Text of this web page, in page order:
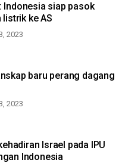
Indonesia siap pasok
listrik ke AS
2023
baru perang dagang
2023
Israel pada IPU
Indonesia